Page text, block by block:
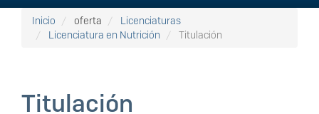
Inicio oferta
Licenciaturas
Licenciatura en Nutrición
Titulación
Titulación